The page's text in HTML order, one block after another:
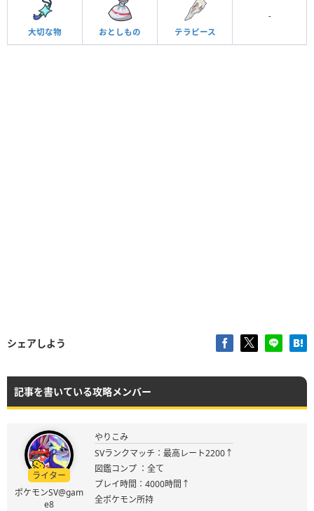
大切な物 おとしもの テラピース
-
シェアしよう
記事を書いている攻略メンバー
ライター
ポケモンSV@gam
e8
やりこみ
SVランクマッチ：最高レート2200↑
図鑑コンプ ：全て
プレイ時間：4000時間↑
全ポケモン所持